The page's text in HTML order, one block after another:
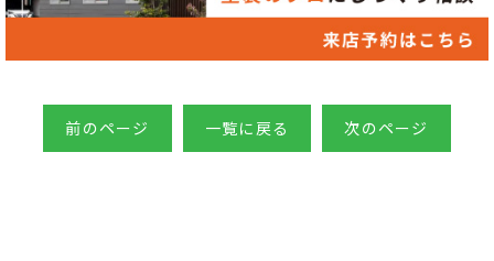
前のページ 一覧に戻る 次のページ